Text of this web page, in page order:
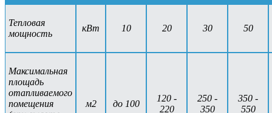
Тепловая
мощность
кВт 10 20 30 50
Максимальная
площадь
отапливаемого
помещения
м2 до 100
120 -
220
250 -
350
350 -
550